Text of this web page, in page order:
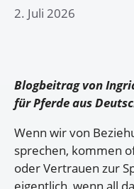
2. Juli 2026
Blogbeitrag von
für Pferde aus
Wenn wir von
sprechen, kommen
oder Vertrauen zur
eigentlich, wenn all